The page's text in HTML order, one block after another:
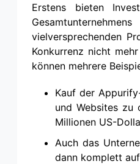
Erstens bieten
vielversprechenden
Konkurrenz nicht
können mehrere
Kauf der
und Websites zu
Millionen US-
Auch das
dann komplett